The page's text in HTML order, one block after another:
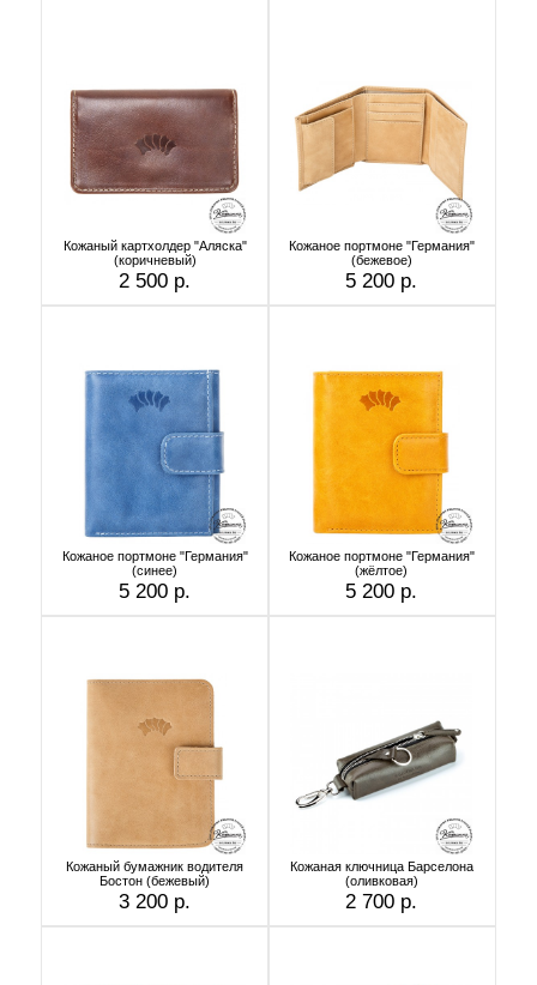
Кожаный картхолдер "Аляска"
(коричневый)
2 500 р.
Кожаное портмоне "Германия"
(бежевое)
5 200 р.
Кожаное портмоне "Германия"
(cинее)
5 200 р.
Кожаное портмоне "Германия"
(жёлтое)
5 200 р.
Кожаный бумажник водителя
Бостон (бежевый)
3 200 р.
Кожаная ключница Барселона
(оливковая)
2 700 р.